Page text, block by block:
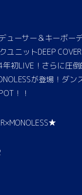
ューサー＆キーボー
ニットDEEP
初LIVE！さらに圧
が登場！ダン
！！